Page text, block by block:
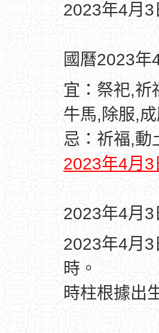
2023年4月3
國曆2023年
宜：祭祀,祈
牛馬,除服,
忌：祈福,動
2023年4月3
2023年4月3
2023年4月3
時。
時柱根據出